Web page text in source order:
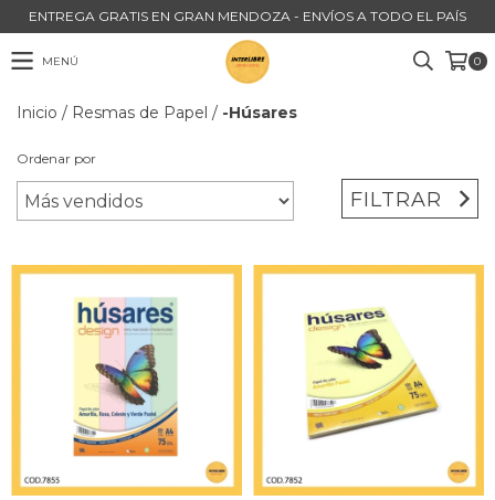
ENTREGA GRATIS EN GRAN MENDOZA - ENVÍOS A TODO EL PAÍS
MENÚ 0
Inicio / Resmas de Papel / -Húsares
Ordenar por
FILTRAR